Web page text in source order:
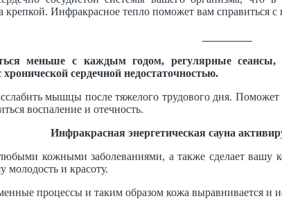
Инфракрасное тепло поможет вам справиться
меньше с каждым годом, регулярные
сердечной недостаточностью.
мышцы после тяжелого трудового дня.
воспаление и отечность.
Инфракрасная энергетическая сауна
кожными заболеваниями, а также сделает
молодость и красоту.
процессы и таким образом кожа выравнивается и